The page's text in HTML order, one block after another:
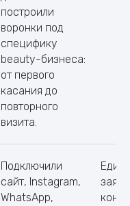
построили
воронки под
специфику
beauty-бизнеса:
от первого
касания до
повторного
визита.
Подключили
сайт, Instagram,
WhatsApp,